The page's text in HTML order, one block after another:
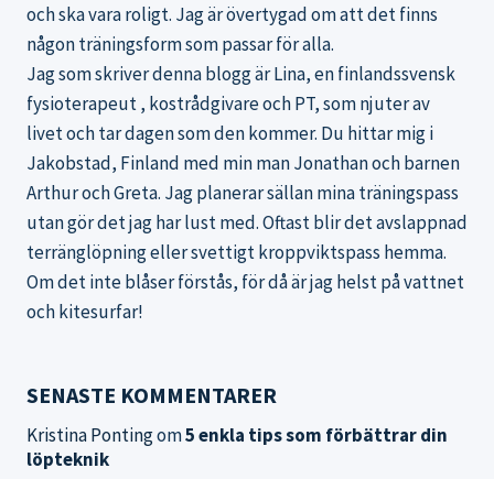
och ska vara roligt. Jag är övertygad om att det finns
någon träningsform som passar för alla.
Jag som skriver denna blogg är Lina, en finlandssvensk
fysioterapeut , kostrådgivare och PT, som njuter av
livet och tar dagen som den kommer. Du hittar mig i
Jakobstad, Finland med min man Jonathan och barnen
Arthur och Greta. Jag planerar sällan mina träningspass
utan gör det jag har lust med. Oftast blir det avslappnad
terränglöpning eller svettigt kroppviktspass hemma.
Om det inte blåser förstås, för då är jag helst på vattnet
och kitesurfar!
SENASTE KOMMENTARER
Kristina Pontingom5 enkla tips som förbättrar din
löpteknik